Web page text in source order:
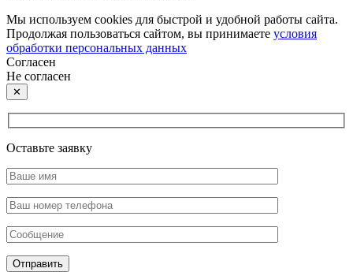
Мы используем cookies для быстрой и удобной работы сайта.
Продолжая пользоваться сайтом, вы принимаете условия
обработки персональных данных
Согласен
Не согласен
✕
Оставьте заявку